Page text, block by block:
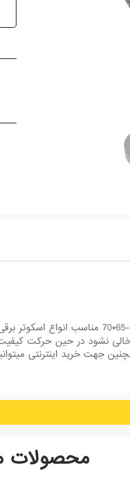
لاستیک اسکوتر برقی ناین بات
نشود در حین حرکت کیفیت
جهت خرید اینترنتی
محصولات